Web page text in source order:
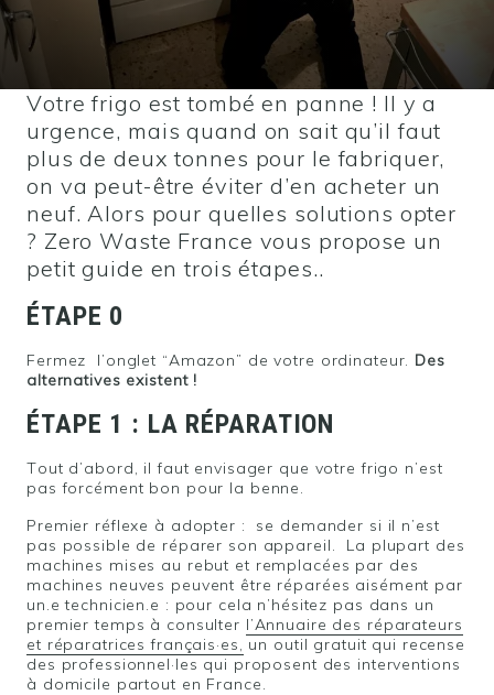
Votre frigo est tombé en panne ! Il y a
urgence, mais quand on sait qu’il faut
plus de deux tonnes pour le fabriquer,
on va peut-être éviter d’en acheter un
neuf. Alors pour quelles solutions opter
? Zero Waste France vous propose un
petit guide en trois étapes..
ÉTAPE 0
Fermez l’onglet “Amazon” de votre ordinateur. Des
alternatives existent !
ÉTAPE 1 : LA RÉPARATION
Tout d’abord, il faut envisager que votre frigo n’est
pas forcément bon pour la benne.
Premier réflexe à adopter : se demander si il n’est
pas possible de réparer son appareil. La plupart des
machines mises au rebut et remplacées par des
machines neuves peuvent être réparées aisément par
un.e technicien.e : pour cela n’hésitez pas dans un
premier temps à consulter l’Annuaire des réparateurs
et réparatrices français·es, un outil gratuit qui recense
des professionnel·les qui proposent des interventions
à domicile partout en France.